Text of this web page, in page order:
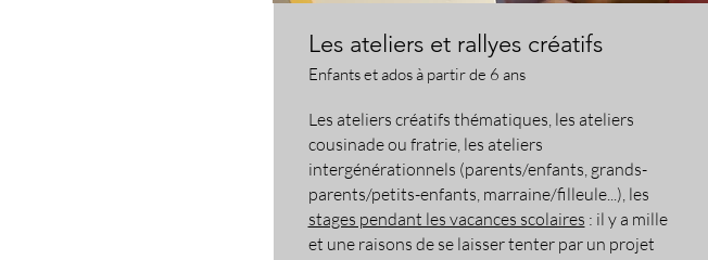
Les ateliers et rallyes créatifs
Enfants et ados à partir de 6 ans
Les ateliers créatifs thématiques, les ateliers
cousinade ou fratrie, les ateliers
intergénérationnels (parents/enfants, grands-
parents/petits-enfants, marraine/filleule...), les
stages pendant les vacances scolaires : il y a mille
et une raisons de se laisser tenter par un projet